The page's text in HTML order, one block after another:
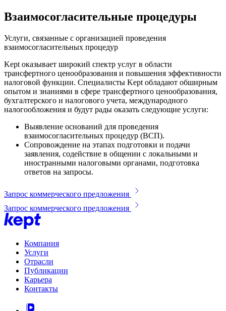
Взаимосогласительные процедуры
Услуги, связанные с организацией проведения
взаимосогласительных процедур
Kept оказывает широкий спектр услуг в области
трансфертного ценообразования и повышения эффективности
налоговой функции. Специалисты Kept обладают обширным
опытом и знаниями в сфере трансфертного ценообразования,
бухгалтерского и налогового учета, международного
налогообложения и будут рады оказать следующие услуги:
Выявление оснований для проведения
взаимосогласительных процедур (ВСП).
Сопровождение на этапах подготовки и подачи
заявления, содействие в общении с локальными и
иностранными налоговыми органами, подготовка
ответов на запросы.
Запрос коммерческого предложения
Запрос коммерческого предложения
Компания
Услуги
Отрасли
Публикации
Карьера
Контакты